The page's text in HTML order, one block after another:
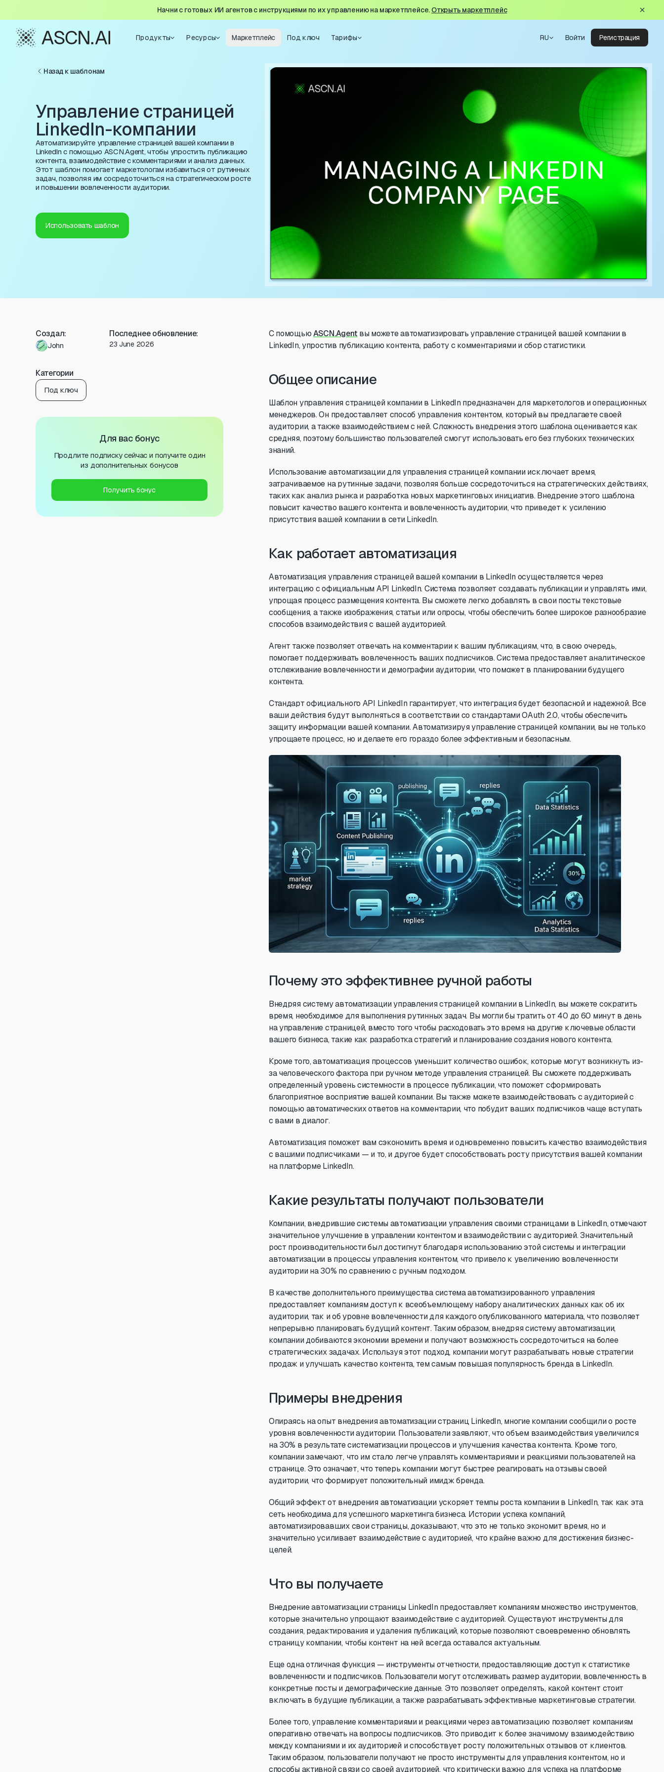
Начни с готовых ИИ агентов с инструкциями по их управлению на маркетплейсе. Открыть маркетплейс
Продукты Ресурсы Маркетплейс Под ключ Тарифы RU Войти Регистрация
Назад к шаблонам
Управление страницей
LinkedIn-компании
Автоматизируйте управление страницей вашей компании в
LinkedIn с помощью ASCN.Agent, чтобы упростить публикацию
контента, взаимодействие с комментариями и анализ данных.
Этот шаблон помогает маркетологам избавиться от рутинных
задач, позволяя им сосредоточиться на стратегическом росте
и повышении вовлеченности аудитории.
Использовать шаблон
Создал:
John
Последнее обновление:
23 June 2026
Категории
Под ключ
Для вас бонус
Продлите подписку сейчас и получите один
из дополнительных бонусов
Получить бонус
С помощьюASCN.Agent вы можете автоматизировать управление страницей вашей компании в
LinkedIn, упростив публикацию контента, работу с комментариями и сбор статистики.
Общее описание
Шаблон управления страницей компании в LinkedIn предназначен для маркетологов и операционных
менеджеров. Он предоставляет способ управления контентом, который вы предлагаете своей
аудитории, а также взаимодействием с ней. Сложность внедрения этого шаблона оценивается как
средняя, поэтому большинство пользователей смогут использовать его без глубоких технических
знаний.
Использование автоматизации для управления страницей компании исключает время,
затрачиваемое на рутинные задачи, позволяя больше сосредоточиться на стратегических действиях,
таких как анализ рынка и разработка новых маркетинговых инициатив. Внедрение этого шаблона
повысит качество вашего контента и вовлеченность аудитории, что приведет к усилению
присутствия вашей компании в сети LinkedIn.
Как работает автоматизация
Автоматизация управления страницей вашей компании в LinkedIn осуществляется через
интеграцию с официальным API LinkedIn. Система позволяет создавать публикации и управлять ими,
упрощая процесс размещения контента. Вы сможете легко добавлять в свои посты текстовые
сообщения, а также изображения, статьи или опросы, чтобы обеспечить более широкое разнообразие
способов взаимодействия с вашей аудиторией.
Агент также позволяет отвечать на комментарии к вашим публикациям, что, в свою очередь,
помогает поддерживать вовлеченность ваших подписчиков. Система предоставляет аналитическое
отслеживание вовлеченности и демографии аудитории, что поможет в планировании будущего
контента.
Стандарт официального API LinkedIn гарантирует, что интеграция будет безопасной и надежной. Все
ваши действия будут выполняться в соответствии со стандартами OAuth 2.0, чтобы обеспечить
защиту информации вашей компании. Автоматизируя управление страницей компании, вы не только
упрощаете процесс, но и делаете его гораздо более эффективным и безопасным.
Почему это эффективнее ручной работы
Внедряя систему автоматизации управления страницей компании в LinkedIn, вы можете сократить
время, необходимое для выполнения рутинных задач. Вы могли бы тратить от 40 до 60 минут в день
на управление страницей, вместо того чтобы расходовать это время на другие ключевые области
вашего бизнеса, такие как разработка стратегий и планирование создания нового контента.
Кроме того, автоматизация процессов уменьшит количество ошибок, которые могут возникнуть из-
за человеческого фактора при ручном методе управления страницей. Вы сможете поддерживать
определенный уровень системности в процессе публикации, что поможет сформировать
благоприятное восприятие вашей компании. Вы также можете взаимодействовать с аудиторией с
помощью автоматических ответов на комментарии, что побудит ваших подписчиков чаще вступать
с вами в диалог.
Автоматизация поможет вам сэкономить время и одновременно повысить качество взаимодействия
с вашими подписчиками — и то, и другое будет способствовать росту присутствия вашей компании
на платформе LinkedIn.
Какие результаты получают пользователи
Компании, внедрившие системы автоматизации управления своими страницами в LinkedIn, отмечают
значительное улучшение в управлении контентом и взаимодействии с аудиторией. Значительный
рост производительности был достигнут благодаря использованию этой системы и интеграции
автоматизации в процессы управления контентом, что привело к увеличению вовлеченности
аудитории на 30% по сравнению с ручным подходом.
В качестве дополнительного преимущества система автоматизированного управления
предоставляет компаниям доступ к всеобъемлющему набору аналитических данных как об их
аудитории, так и об уровне вовлеченности для каждого опубликованного материала, что позволяет
непрерывно планировать будущий контент. Таким образом, внедряя систему автоматизации,
компании добиваются экономии времени и получают возможность сосредоточиться на более
стратегических задачах. Используя этот подход, компании могут разрабатывать новые стратегии
продаж и улучшать качество контента, тем самым повышая популярность бренда в LinkedIn.
Примеры внедрения
Опираясь на опыт внедрения автоматизации страниц LinkedIn, многие компании сообщили о росте
уровня вовлеченности аудитории. Пользователи заявляют, что объем взаимодействия увеличился
на 30% в результате систематизации процессов и улучшения качества контента. Кроме того,
компании замечают, что им стало легче управлять комментариями и реакциями пользователей на
странице. Это означает, что теперь компании могут быстрее реагировать на отзывы своей
аудитории, что формирует положительный имидж бренда.
Общий эффект от внедрения автоматизации ускоряет темпы роста компании в LinkedIn, так как эта
сеть необходима для успешного маркетинга бизнеса. Истории успеха компаний,
автоматизировавших свои страницы, доказывают, что это не только экономит время, но и
значительно усиливает взаимодействие с аудиторией, что крайне важно для достижения бизнес-
целей.
Что вы получаете
Внедрение автоматизации страницы LinkedIn предоставляет компаниям множество инструментов,
которые значительно упрощают взаимодействие с аудиторией. Существуют инструменты для
создания, редактирования и удаления публикаций, которые позволяют своевременно обновлять
страницу компании, чтобы контент на ней всегда оставался актуальным.
Еще одна отличная функция — инструменты отчетности, предоставляющие доступ к статистике
вовлеченности и подписчиков. Пользователи могут отслеживать размер аудитории, вовлеченность в
конкретные посты и демографические данные. Это позволяет определять, какой контент стоит
включать в будущие публикации, а также разрабатывать эффективные маркетинговые стратегии.
Более того, управление комментариями и реакциями через автоматизацию позволяет компаниям
оперативно отвечать на вопросы подписчиков. Это приводит к более значимому взаимодействию
между компаниями и их аудиторией и способствует росту положительных отзывов от клиентов.
Таким образом, пользователи получают не просто инструменты для управления контентом, но и
способы активной связи со своей аудиторией, что критически важно для успеха на платформе